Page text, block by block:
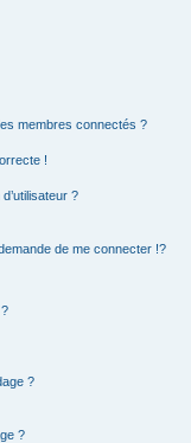
membres connectés ?
!
?
de me connecter !?
?
?